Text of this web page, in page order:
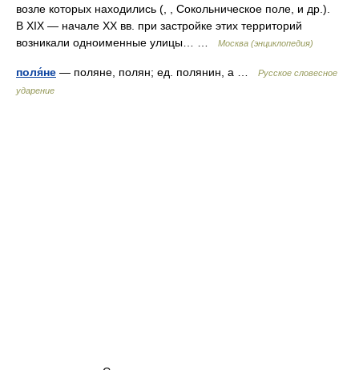
возле которых находились (, , Сокольническое поле, и др.).
В XIX — начале XX вв. при застройке этих территорий
возникали одноименные улицы… …
Москва (энциклопедия)
поля́не — поляне, полян; ед. полянин, а …
Русское словесное
ударение